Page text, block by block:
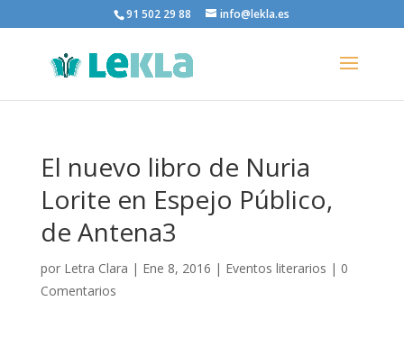
91 502 29 88 info@lekla.es
El nuevo libro de Nuria
Lorite en Espejo Público,
de Antena3
por Letra Clara | Ene 8, 2016 | Eventos literarios | 0
Comentarios